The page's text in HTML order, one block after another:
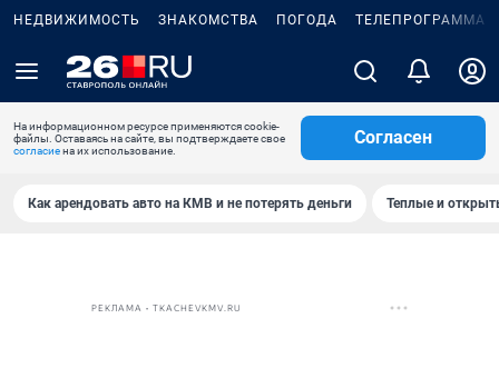
НЕДВИЖИМОСТЬ ЗНАКОМСТВА ПОГОДА ТЕЛЕПРОГРАММА
На информационном ресурсе применяются cookie-
файлы. Оставаясь на сайте, вы подтверждаете свое
согласиена их использование.
Согласен
Как арендовать авто на КМВ и не потерять деньги Теплые и
РЕКЛАМА • TKACHEVKMV.RU